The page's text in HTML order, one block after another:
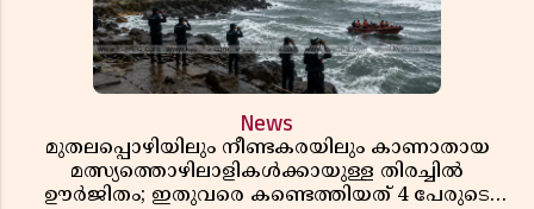
News
മുതലപ്പൊഴിയിലും നീണ്ടകരയിലും കാണാതായ
മത്സ്യത്തൊഴിലാളികൾക്കായുള്ള തിരച്ചിൽ
ഊർജിതം; ഇതുവരെ കണ്ടെത്തിയത് 4 പേരുടെ